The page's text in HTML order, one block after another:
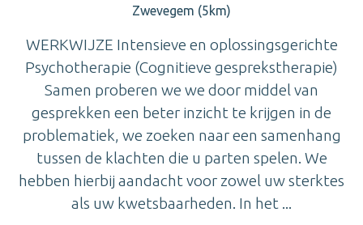
Zwevegem (5km)
WERKWIJZE Intensieve en oplossingsgerichte
Psychotherapie (Cognitieve gesprekstherapie)
Samen proberen we we door middel van
gesprekken een beter inzicht te krijgen in de
problematiek, we zoeken naar een samenhang
tussen de klachten die u parten spelen. We
hebben hierbij aandacht voor zowel uw sterktes
als uw kwetsbaarheden. In het ...